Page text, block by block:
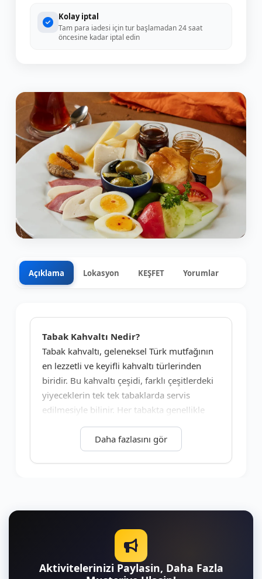
Açıklama Lokasyon KEŞFET Yorumlar
Tabak Kahvaltı Nedir?
Tabak kahvaltı, geleneksel Türk mutfağının
en lezzetli ve keyifli kahvaltı türlerinden
biridir. Bu kahvaltı çeşidi, farklı çeşitlerdeki
yiyeceklerin tek tek tabaklarda servis
edilmesiyle bilinir. Her tabakta genellikle
peynir, zeytin, reçel, bal, kaymak, yumurta,
domates, salatalık, çeşitli ekmekler, börek,
simit, sucuk, pastırma gibi ürünler bulunur.
Tabak kahvaltı nedir?
Tabak kahvaltı, kahvaltılıkların ayrı ayrı
Daha fazlasını gör
Kolay iptal
Tam para iadesi için tur başlamadan 24 saat
öncesine kadar iptal edin
Aktivitelerinizi Paylasin, Daha Fazla